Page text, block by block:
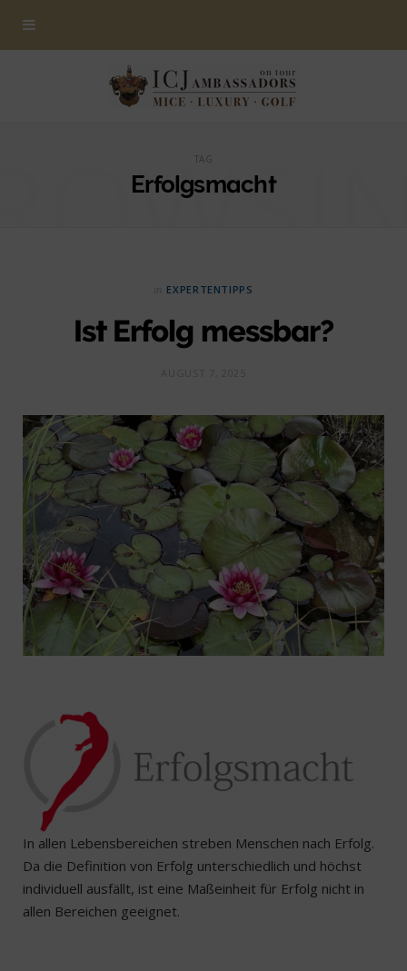
TAG
Erfolgsmacht
EXPERTENTIPPS
Ist Erfolg messbar?
In allen Lebensbereichen streben Menschen nach Erfolg.
Da die Definition von Erfolg unterschiedlich und höchst
individuell ausfällt, ist eine Maßeinheit für Erfolg nicht in
allen Bereichen geeignet.